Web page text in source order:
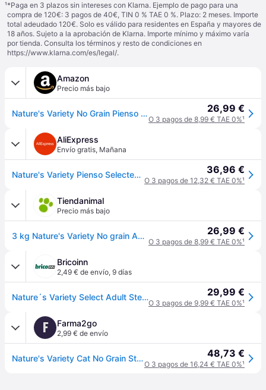
¹*Paga en 3 plazos sin intereses con Klarna. Ejemplo de pago para una
compra de 120€: 3 pagos de 40€, TIN 0 % TAE 0 %. Plazo: 2 meses. Importe
total adeudado 120€. Solo es válido para residentes en España y mayores de
18 años. Sujeto a la aprobación de Klarna. Importe mínimo y máximo varía
por tienda. Consulta los términos y resto de condiciones en
https://www.klarna.com/es/legal/.
Amazon
Precio más bajo
Nature's Variety No Grain Pienso para Gatos Esterilizados con Pollo - 3kg 26,99 €
O 3 pagos de 8,99 € TAE 0%¹
AliExpress
Envío gratis, Mañana
Nature's Variety Pienso Selected de Pollo Campero para Gatos Esterilizados 3Kg 36,96 €
O 3 pagos de 12,32 € TAE 0%¹
Tiendanimal
Precio más bajo
3 kg Nature's Variety No grain Adult Sterilised Pollo para gatos 26,99 €
O 3 pagos de 8,99 € TAE 0%¹
Bricoinn
2,49 € de envío, 9 días
Nature´s Variety Select Adult Steril Chicken Cat Feed 3kg Transparente 3kg 29,99 €
O 3 pagos de 9,99 € TAE 0%¹
F Farma2go
2,99 € de envío
Nature's Variety Cat No Grain Steril Pollo Alimento Seco 3000g 48,73 €
O 3 pagos de 16,24 € TAE 0%¹